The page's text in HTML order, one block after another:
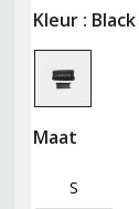
Kleur : Black
Maat
S